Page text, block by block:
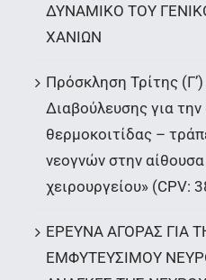
ΔΥΝΑΜΙΚΟ ΤΟΥ
ΧΑΝΙΩΝ
Πρόσκληση Τρίτης
Διαβούλευσης για
θερμοκοιτίδας –
νεογνών στην
χειρουργείου» (CPV:
ΕΡΕΥΝΑ ΑΓΟΡΑΣ ΓΙΑ
ΕΜΦΥΤΕΥΣΙΜΟΥ